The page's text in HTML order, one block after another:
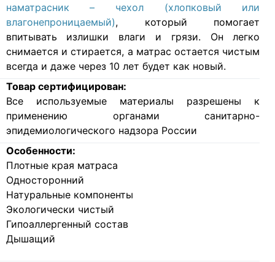
наматрасник – чехол (хлопковый или
влагонепроницаемый), который помогает
впитывать излишки влаги и грязи. Он легко
снимается и стирается, а матрас остается чистым
всегда и даже через 10 лет будет как новый.
Товар сертифицирован:
Все используемые материалы разрешены к
применению органами санитарно-
эпидемиологического надзора России
Особенности:
Плотные края матраса
Односторонний
Натуральные компоненты
Экологически чистый
Гипоаллергенный состав
Дышащий